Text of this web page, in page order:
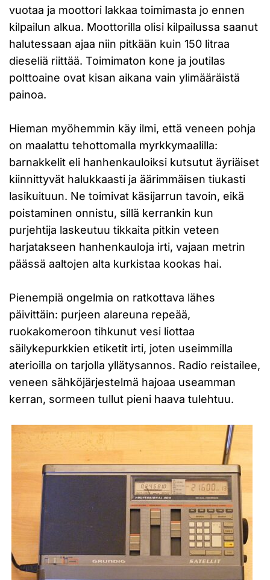
vuotaa ja moottori lakkaa toimimasta jo ennen
kilpailun alkua. Moottorilla olisi kilpailussa saanut
halutessaan ajaa niin pitkään kuin 150 litraa
dieseliä riittää. Toimimaton kone ja joutilas
polttoaine ovat kisan aikana vain ylimääräistä
painoa.
Hieman myöhemmin käy ilmi, että veneen pohja
on maalattu tehottomalla myrkkymaalilla:
barnakkelit eli hanhenkauloiksi kutsutut äyriäiset
kiinnittyvät halukkaasti ja äärimmäisen tiukasti
lasikuituun. Ne toimivat käsijarrun tavoin, eikä
poistaminen onnistu, sillä kerrankin kun
purjehtija laskeutuu tikkaita pitkin veteen
harjatakseen hanhenkauloja irti, vajaan metrin
päässä aaltojen alta kurkistaa kookas hai.
Pienempiä ongelmia on ratkottava lähes
päivittäin: purjeen alareuna repeää,
ruokakomeroon tihkunut vesi liottaa
säilykepurkkien etiketit irti, joten useimmilla
aterioilla on tarjolla yllätysannos. Radio reistailee,
veneen sähköjärjestelmä hajoaa useamman
kerran, sormeen tullut pieni haava tulehtuu.